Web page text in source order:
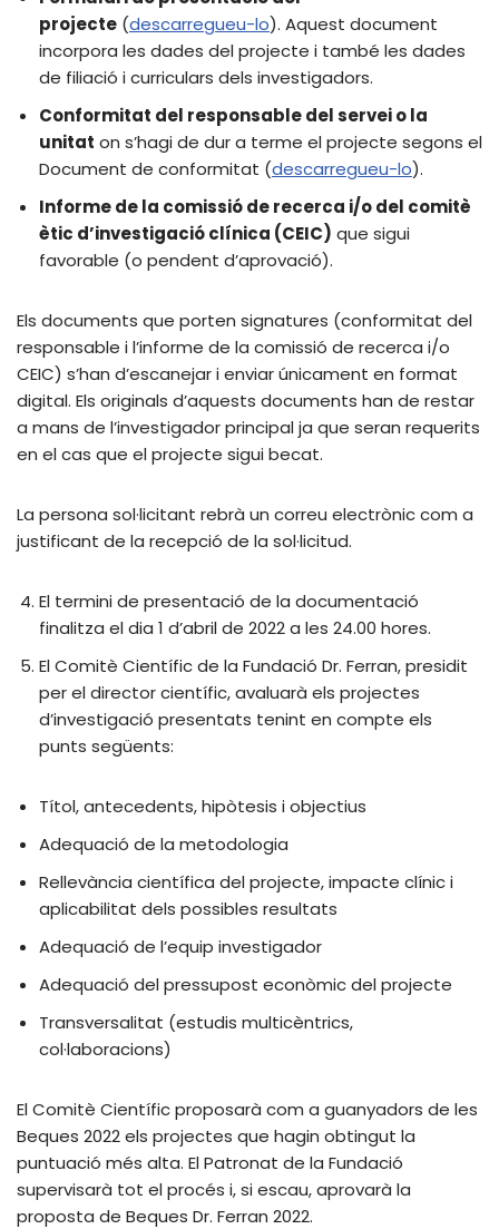
projecte (descarregueu-lo). Aquest document
incorpora les dades del projecte i també les dades
de filiació i curriculars dels investigadors.
Conformitat del responsable del servei o la
unitat on s’hagi de dur a terme el projecte segons el
Document de conformitat (descarregueu-lo).
Informe de la comissió de recerca i/o del comitè
ètic d’investigació clínica (CEIC) que sigui
favorable (o pendent d’aprovació).
Els documents que porten signatures (conformitat del
responsable i l’informe de la comissió de recerca i/o
CEIC) s’han d’escanejar i enviar únicament en format
digital. Els originals d’aquests documents han de restar
a mans de l’investigador principal ja que seran requerits
en el cas que el projecte sigui becat.
La persona sol·licitant rebrà un correu electrònic com a
justificant de la recepció de la sol·licitud.
El termini de presentació de la documentació
finalitza el dia 1 d’abril de 2022 a les 24.00 hores.
El Comitè Científic de la Fundació Dr. Ferran, presidit
per el director científic, avaluarà els projectes
d’investigació presentats tenint en compte els
punts següents:
Títol, antecedents, hipòtesis i objectius
Adequació de la metodologia
Rellevància científica del projecte, impacte clínic i
aplicabilitat dels possibles resultats
Adequació de l’equip investigador
Adequació del pressupost econòmic del projecte
Transversalitat (estudis multicèntrics,
col·laboracions)
El Comitè Científic proposarà com a guanyadors de les
Beques 2022 els projectes que hagin obtingut la
puntuació més alta. El Patronat de la Fundació
supervisarà tot el procés i, si escau, aprovarà la
proposta de Beques Dr. Ferran 2022.